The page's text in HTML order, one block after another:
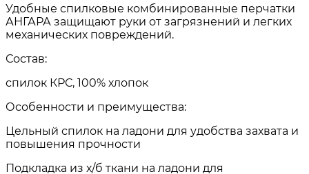
Удобные спилковые комбинированные перчатки
АНГАРА защищают руки от загрязнений и легких
механических повреждений.
Состав:
спилок КРС, 100% хлопок
Особенности и преимущества:
Цельный спилок на ладони для удобства захвата и
повышения прочности
Подкладка из х/б ткани на ладони для